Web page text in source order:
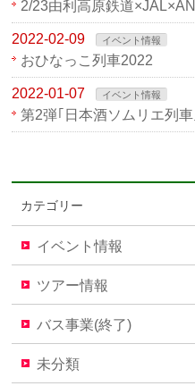
2/23由利高原鉄道
2022-02-09 イベント情報
おひなっこ列車2022
2022-01-07 イベント情報
第2弾｢日本酒ソムリエ列車
カテゴリー
イベント情報
ツアー情報
バス事業(終了)
未分類